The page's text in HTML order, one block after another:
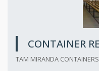
CONTAINER
TAM MIRANDA